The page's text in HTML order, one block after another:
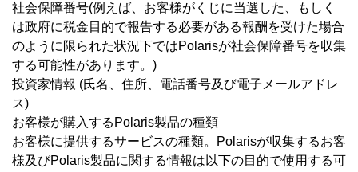
社会保障番号(例えば、お客様がくじに当選した、もしく
は政府に税金目的で報告する必要がある報酬を受けた場合
のように限られた状況下ではPolarisが社会保障番号を収集
する可能性があります。)
投資家情報 (氏名、住所、電話番号及び電子メールアドレ
ス)
お客様が購入するPolaris製品の種類
お客様に提供するサービスの種類。Polarisが収集するお客
様及びPolaris製品に関する情報は以下の目的で使用する可